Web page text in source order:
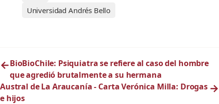
Universidad Andrés Bello
←BioBioChile: Psiquiatra se refiere al caso del hombre
que agredió brutalmente a su hermana
Austral de La Araucanía - Carta Verónica Milla: Drogas
e hijos
→